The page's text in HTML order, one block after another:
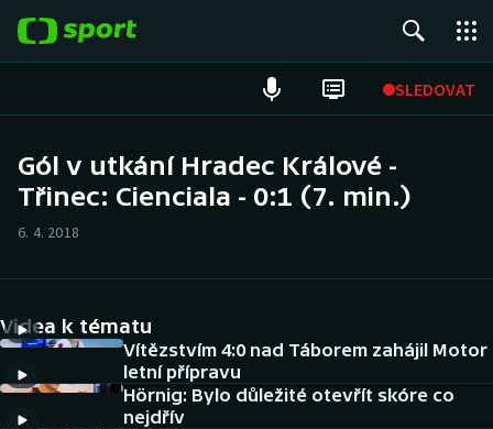
SLEDOVAT
Hokej
Cyklistika
DALŠÍ SPORTY
Gól v utkání Hradec Králové -
Třinec: Cienciala - 0:1 (7. min.)
6. 4. 2018
Videa k tématu
Vítězstvím 4:0 nad Táborem zahájil Motor
letní přípravu
Hörnig: Bylo důležité otevřít skóre co
nejdřív